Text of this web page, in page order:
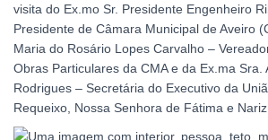
visita do Ex.mo Sr. Presidente Engenheiro
Presidente de Câmara Municipal de Aveiro
Maria do Rosário Lopes Carvalho –
Obras Particulares da CMA e da Ex.ma Sra.
Rodrigues – Secretária do Executivo da
Requeixo, Nossa Senhora de Fátima e Nariz.